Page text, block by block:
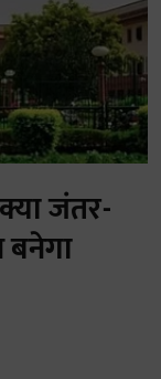
जंतर-
बनेगा